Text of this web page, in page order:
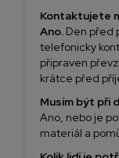
Kontaktujete
Ano. Den před
telefonicky
připraven
krátce před
Musím být při
Ano, nebo je
materiál a